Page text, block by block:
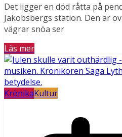
Det ligger en död råtta på
Jakobsbergs station. Den är
vägrar snöa ser
Läs mer
KrönikaKultur